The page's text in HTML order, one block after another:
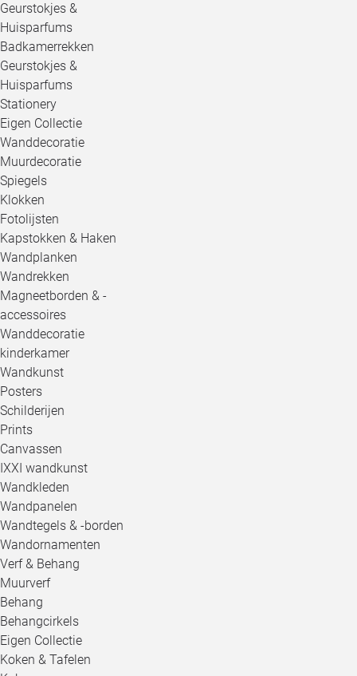
Geurstokjes &
Huisparfums
Badkamerrekken
Geurstokjes &
Huisparfums
Stationery
Eigen Collectie
Wanddecoratie
Muurdecoratie
Spiegels
Klokken
Fotolijsten
Kapstokken & Haken
Wandplanken
Wandrekken
Magneetborden & -
accessoires
Wanddecoratie
kinderkamer
Wandkunst
Posters
Schilderijen
Prints
Canvassen
IXXI wandkunst
Wandkleden
Wandpanelen
Wandtegels & -borden
Wandornamenten
Verf & Behang
Muurverf
Behang
Behangcirkels
Eigen Collectie
Koken & Tafelen